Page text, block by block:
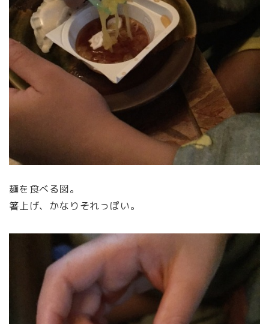
麺を食べる図。
箸上げ、かなりそれっぽい。